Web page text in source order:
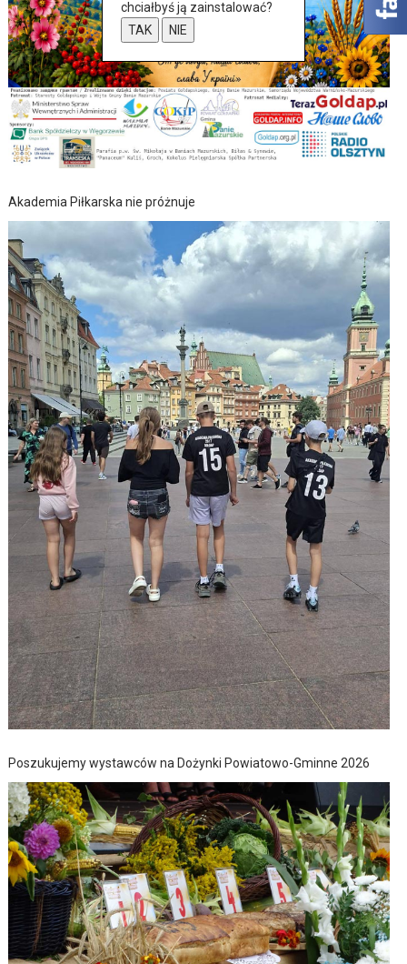
Akademia Piłkarska nie próżnuje
Poszukujemy wystawców na Dożynki Powiatowo-Gminne 2026
chciałbyś ją zainstalować?
TAK
NIE